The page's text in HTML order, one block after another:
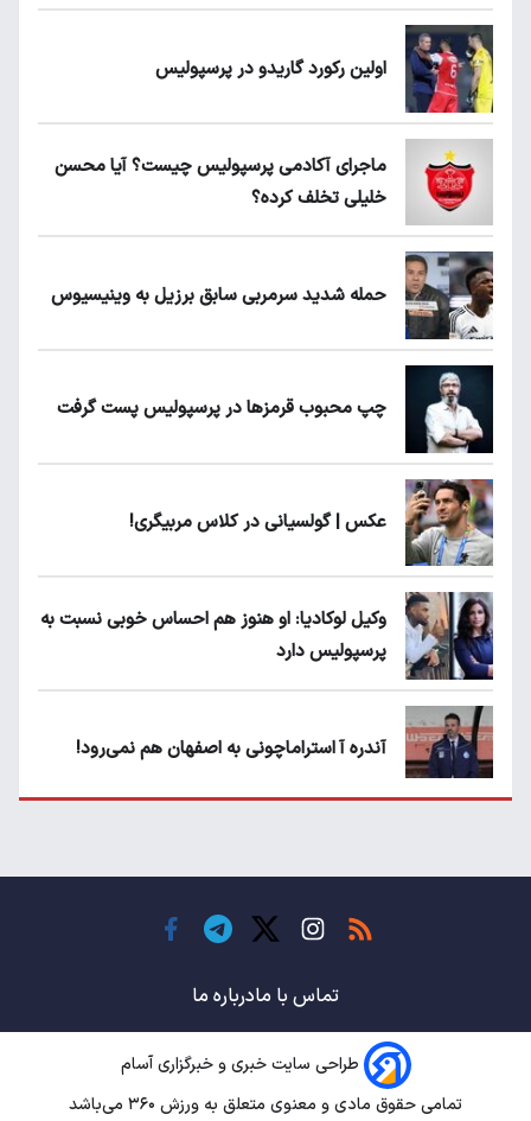
اولین رکورد گاریدو در پرسپولیس
ماجرای آکادمی پرسپولیس چیست؟ آیا محسن
خلیلی تخلف کرده؟
حمله شدید سرمربی سابق برزیل به وینیسیوس
چپ محبوب قرمزها در پرسپولیس پست گرفت
عکس | گولسیانی در کلاس مربیگری!
وکیل لوکادیا: او هنوز هم احساس خوبی نسبت به
پرسپولیس دارد
آندره آ استراماچونی به اصفهان هم نمی‌رود!
حسن روی هوا!
باشگاه های جهان
سروش رفیعی مقابل الریان فیکس است؟
تماس با مادرباره ما
طراحی سایت خبری و خبرگزاری آسام
تمامی حقوق مادی و معنوی متعلق به ورزش ۳۶۰ می‌باشد